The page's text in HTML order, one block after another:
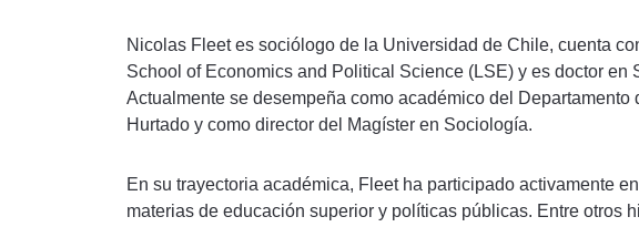
Nicolas Fleet es sociólogo de la Universidad de Chile, cuenta
School of Economics and Political Science (LSE) y es doctor
Actualmente se desempeña como académico del
Hurtado y como director del Magíster en Sociología.
En su trayectoria académica, Fleet ha participado activamente
materias de educación superior y políticas públicas. Entre otros